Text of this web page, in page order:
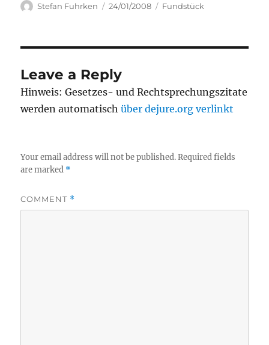
Author
Stefan Fuhrken
Posted
24/01/2008 Categories
Fundstück
Leave a Reply
Hinweis: Gesetzes- und Rechtsprechungszitate
werden automatischüber dejure.org verlinkt
Your email address will not be published. Required fields
are marked *
COMMENT *